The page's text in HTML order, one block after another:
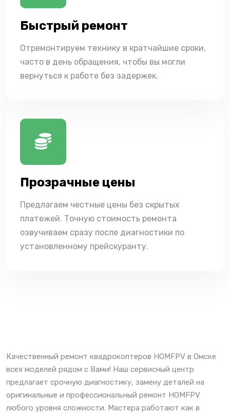
Быстрый ремонт
Отремонтируем технику в кратчайшие сроки,
часто в день обращения, чтобы вы могли
вернуться к работе без задержек.
Прозрачные цены
Предлагаем честные цены без скрытых
платежей. Точную стоимость ремонта
озвучиваем сразу после диагностики по
установленному прейскуранту.
Качественный ремонт квадрокоптеров HOMFPV в Омске
всех моделей рядом с Вами! Наш сервисный центр
предлагает срочную диагностику, замену деталей на
оригинальные и профессиональный ремонт HOMFPV
любого уровня сложности. Мастера работают как в